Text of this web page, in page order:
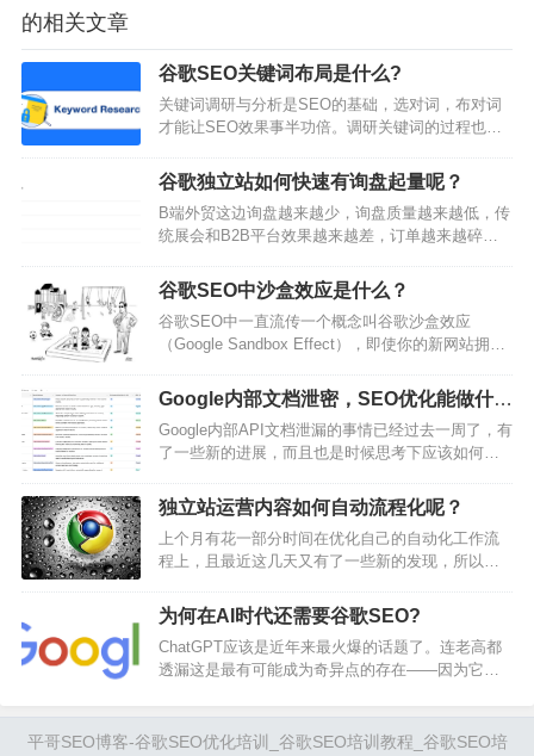
的相关文章
谷歌SEO关键词布局是什么?
关键词调研与分析是SEO的基础，选对词，布对词
才能让SEO效果事半功倍。调研关键词的过程也是
程。大家也知道关键词调研的重要性，但是对于关
键词调研你是否有如下疑问？对于关键词调研比较
懵，不知道从何开始？不知道怎么找全精准关键
词？词太多了，看的头疼，不知道如何有效分组？
纠结这个词到底做不做？能不能做上去？关键词用
什么页面及内容去承接？不知道如何布局关键词，
谷歌独立站如何快速有询盘起量呢？
B端外贸这边询盘越来越少，询盘质量越来越低，传
统展会和B2B平台效果越来越差，订单越来越碎片
希望独立站能补齐一条腿，而独立站这个赛道对流
量的运营要求更高，时至今日，爆品路线已无法走
通，垂直站起量慢，投流广告是新站最快最直接见
效的引流方式。而现在投流成本也越来越高，直接
ROI越来越低。大家都在想如何寻找新的增长点？平
哥SEO团队看来，打破僵局的唯一可能，只…
谷歌SEO中沙盒效应是什么？
谷歌SEO中一直流传一个概念叫谷歌沙盒效应
（Google Sandbox Effect），即使你的新网站拥有
排名靠前。这是SEO行业最有争议的一个概念之
一。谷歌沙盒效应真实存在吗？如果存在，我们该
如何做？本文将围绕谷歌沙盒向大家详细介绍谷歌
沙盒的来源和应对方法。文章内容较长，建议先收
藏再看。让我们开始吧！什么是谷歌沙盒?2004年有
人在Webmaster…
Google内部文档泄密，SEO优化能做什
么？
Google内部API文档泄漏的事情已经过去一周了，有
了一些新的进展，而且也是时候思考下应该如何调
出了回应。承认了这份文档是内部文档，不过也提
醒这个文档是“缺少背景信息、过时、不完整的信
息”，而且也说Google一直在分享搜索系统的运行规
则，并保护排名不被操纵。完整表述是：“我们建议
不要根据断章取义、过时或不完整的信息对搜索进
行不准确的假设。我们已…
独立站运营内容如何自动流程化呢？
上个月有花一部分时间在优化自己的自动化工作流
程上，且最近这几天又有了一些新的发现，所以这
种翻译的总体步骤，其实那就属于是一个自动化流
程。由于整个小语种翻译的过程，涉及到的环节会
非常多，处理起来就自然相对繁琐一点。从自动化
流程的角度出发，就是尽可能降低人工在整个翻译
的流…
为何在AI时代还需要谷歌SEO?
ChatGPT应该是近年来最火爆的话题了。连老高都
透漏这是最有可能成为奇异点的存在——因为它从
一下，如果未来大家都被它驯养了，想到什么问题
平哥SEO博客-谷歌SEO优化培训_谷歌SEO培训教程_谷歌SEO培